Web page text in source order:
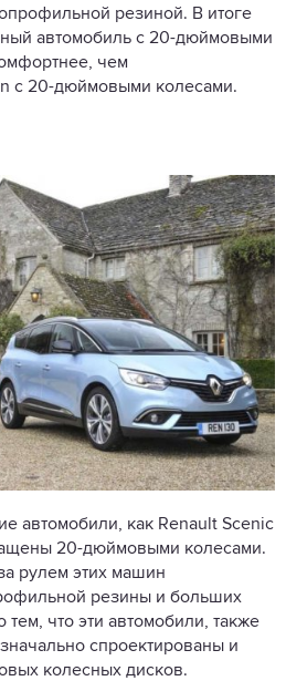
резиной. В итоге
автомобиль с 20-дюймовыми
чем
с 20-дюймовыми колесами.
автомобили, как Renault Scenic
20-дюймовыми колесами.
рулем этих машин
резины и больших
тем, что эти автомобили, также
спроектированы и
колесных дисков.